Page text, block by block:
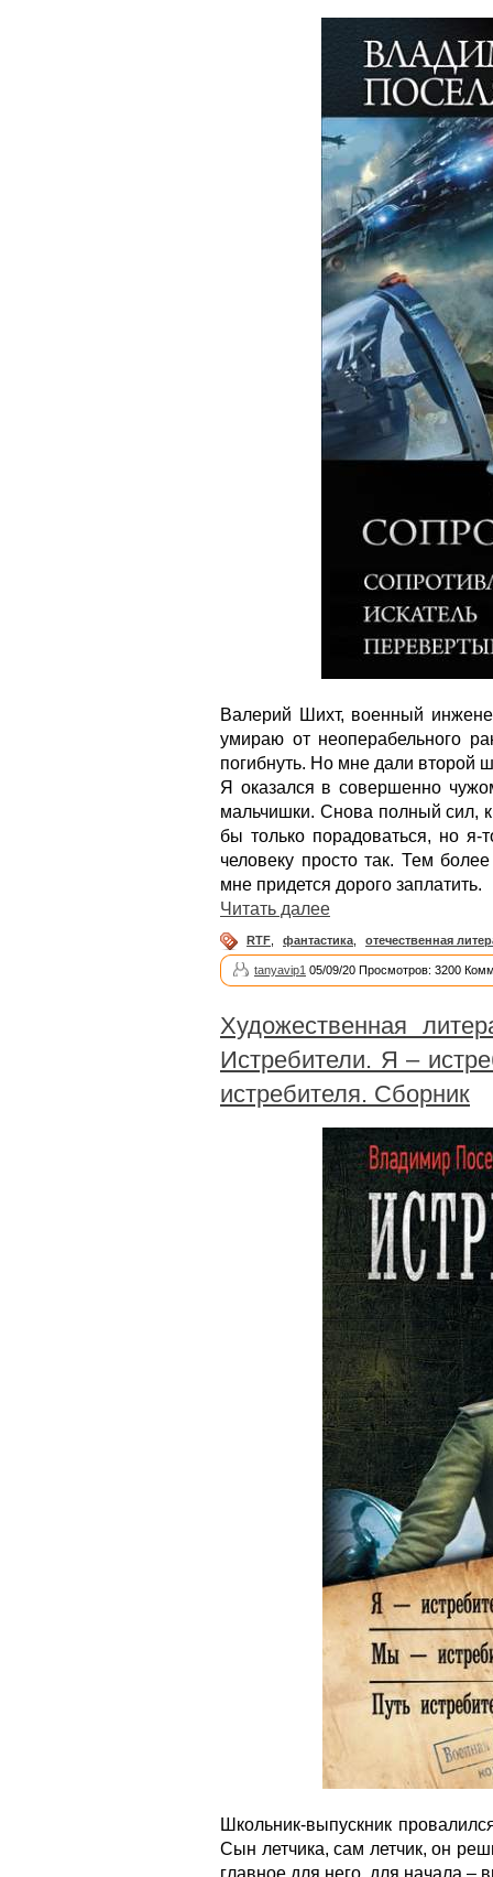
Валерий Шихт, военный
умираю от неоперабельного
погибнуть. Но мне дали второй
Я оказался в совершенно
мальчишки. Снова полный сил,
бы только порадоваться, но я-
человеку просто так. Тем
мне придется дорого заплатить.
Читать далее
RTF фантастика отечественная
tanyavip1 05/09/20 Просмотров: 3200
Художественная
Истребители. Я –
истребителя. Сборник
Школьник-выпускник
Сын летчика, сам летчик, он